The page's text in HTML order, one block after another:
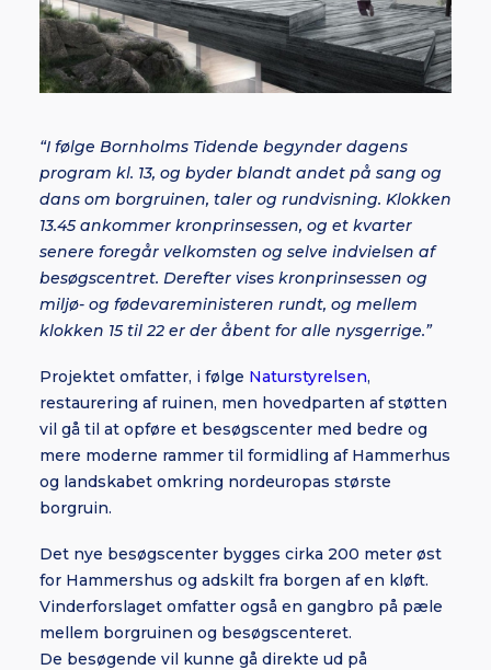
“I følge Bornholms Tidende begynder dagens
program kl. 13, og byder blandt andet på sang og
dans om borgruinen, taler og rundvisning. Klokken
13.45 ankommer kronprinsessen, og et kvarter
senere foregår velkomsten og selve indvielsen af
besøgscentret. Derefter vises kronprinsessen og
miljø- og fødevareministeren rundt, og mellem
klokken 15 til 22 er der åbent for alle nysgerrige.”
Projektet omfatter, i følge Naturstyrelsen,
restaurering af ruinen, men hovedparten af støtten
vil gå til at opføre et besøgscenter med bedre og
mere moderne rammer til formidling af Hammerhus
og landskabet omkring nordeuropas største
borgruin.
Det nye besøgscenter bygges cirka 200 meter øst
for Hammershus og adskilt fra borgen af en kløft.
Vinderforslaget omfatter også en gangbro på pæle
mellem borgruinen og besøgscenteret.
De besøgende vil kunne gå direkte ud på